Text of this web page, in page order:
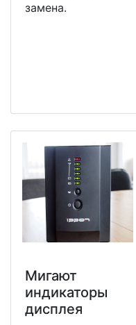
замена.
Мигают
индикаторы
дисплея